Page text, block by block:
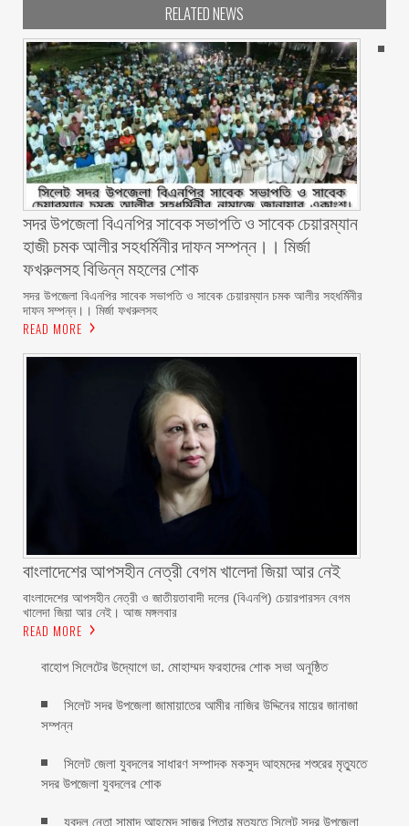
RELATED NEWS
সদর উপজেলা বিএনপির সাবেক সভাপতি ও সাবেক চেয়ারম্যান
হাজী চমক আলীর সহধর্মিনীর দাফন সম্পন্ন।। মির্জা
ফখরুলসহ বিভিন্ন মহলের শোক
সদর উপজেলা বিএনপির সাবেক সভাপতি ও সাবেক চেয়ারম্যান চমক আলীর সহধর্মিনীর
দাফন সম্পন্ন।। মির্জা ফখরুলসহ
READ MORE
বাংলাদেশের আপসহীন নেত্রী বেগম খালেদা জিয়া আর নেই
বাংলাদেশের আপসহীন নেত্রী ও জাতীয়তাবাদী দলের (বিএনপি) চেয়ারপারসন বেগম
খালেদা জিয়া আর নেই। আজ মঙ্গলবার
READ MORE
বাহোপ সিলেটের উদ্যোগে ডা. মোহাম্মদ ফরহাদের শোক সভা অনুষ্ঠিত
সিলেট সদর উপজেলা জামায়াতের আমীর নাজির উদ্দিনের মায়ের জানাজা
সম্পন্ন
সিলেট জেলা যুবদলের সাধারণ সম্পাদক মকসুদ আহমদের শশুরের মৃত্যুতে
সদর উপজেলা যুবদলের শোক
যুবদল নেতা সামাদ আহমেদ সাজুর পিতার মৃত্যুতে সিলেট সদর উপজেলা